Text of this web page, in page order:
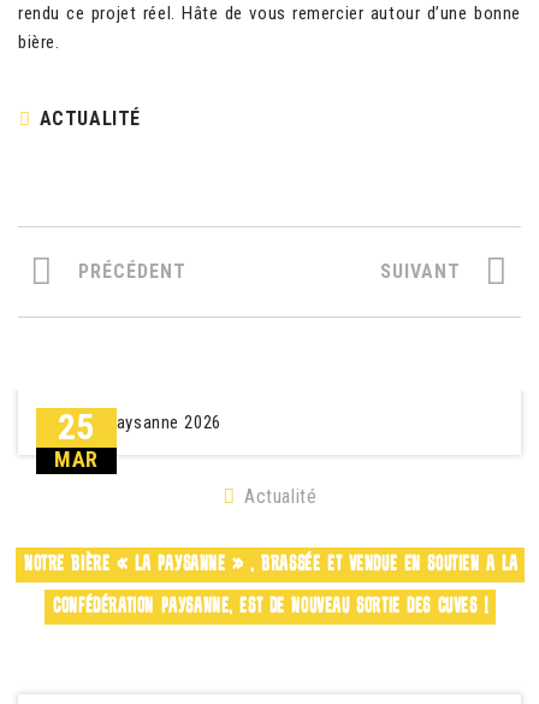
rendu ce projet réel. Hâte de vous remercier autour d’une bonne
bière.
ACTUALITÉ
PRÉCÉDENT SUIVANT
25
MAR
Actualité
NOTRE BIÈRE « LA PAYSANNE » , BRASSÉE ET VENDUE EN SOUTIEN A LA
CONFÉDÉRATION PAYSANNE, EST DE NOUVEAU SORTIE DES CUVES !